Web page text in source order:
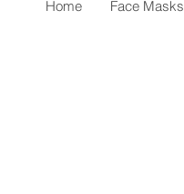
Home Face Masks